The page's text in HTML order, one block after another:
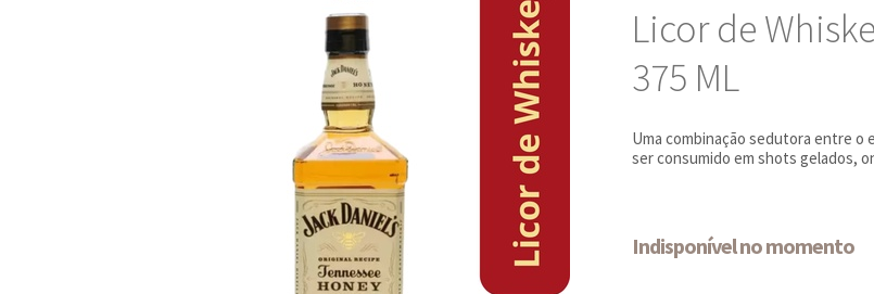
Licor de
375 ML
Uma combinação sedutora entre o
ser consumido em shots gelados,
Indisponível no momento